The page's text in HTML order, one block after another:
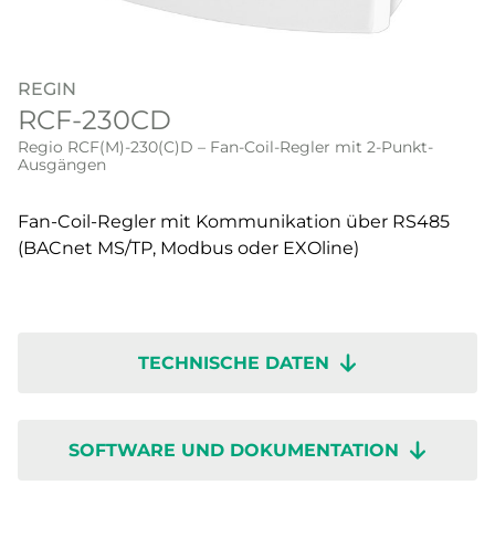
REGIN
RCF-230CD
Regio RCF(M)-230(C)D – Fan-Coil-Regler mit 2-Punkt-
Ausgängen
Fan-Coil-Regler mit Kommunikation über RS485
(BACnet MS/TP, Modbus oder EXOline)
TECHNISCHE DATEN
SOFTWARE UND DOKUMENTATION